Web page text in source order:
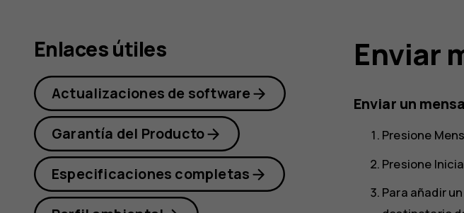
G10 Enviar
Enviar un
Presione
Presione
Para añadir
Enlaces útiles
Actualizaciones de software
Garantía del Producto
Especificaciones completas